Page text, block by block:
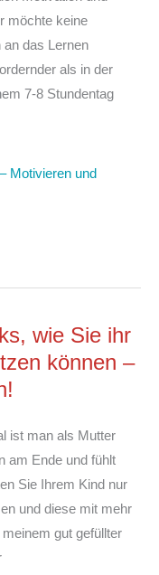
möchte keine
an das Lernen
als in der
7-8 Stundentag
Motivieren und
wie Sie ihr
können –
ist man als Mutter
am Ende und fühlt
Sie Ihrem Kind nur
und diese mit mehr
gut gefüllter